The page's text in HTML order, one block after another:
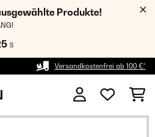
Produkte!
S
Versandkostenfrei ab 100 €*